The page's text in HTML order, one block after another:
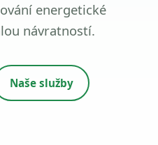
energetické
návratností.
Naše služby